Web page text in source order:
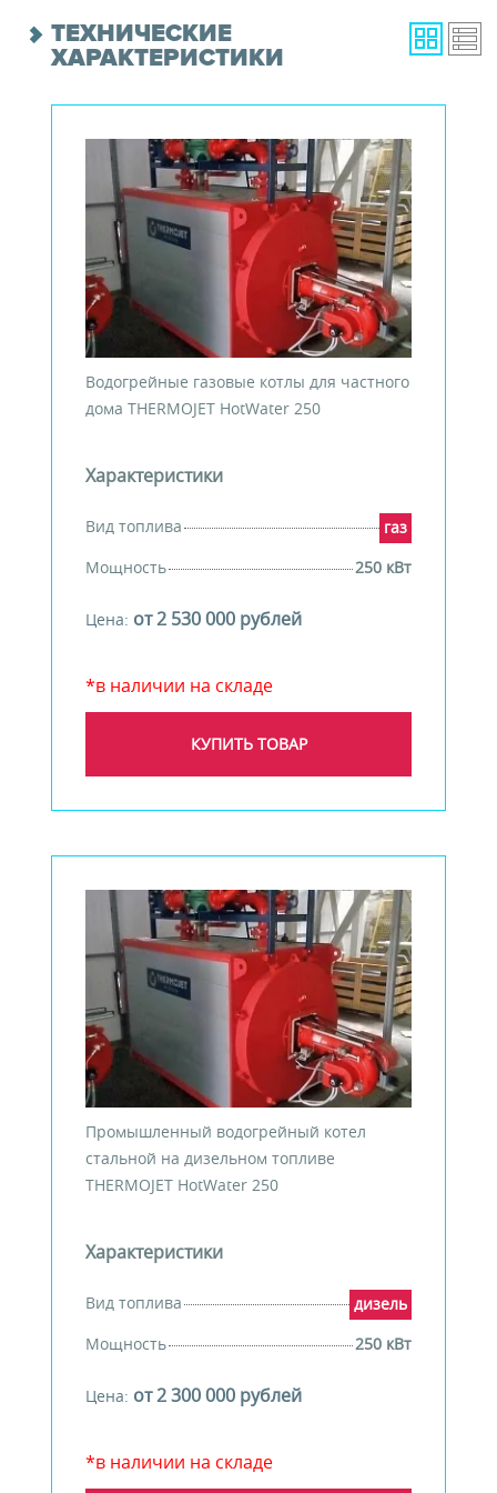
ТЕХНИЧЕСКИЕ
ХАРАКТЕРИСТИКИ
Водогрейные газовые котлы для частного
дома THERMOJET HotWater 250
Характеристики
Вид топлива
газ
Мощность
250 кВт
Цена: от 2 530 000 рублей
*в наличии на складе
КУПИТЬ ТОВАР
Промышленный водогрейный котел
стальной на дизельном топливе
THERMOJET HotWater 250
Характеристики
Вид топлива
дизель
Мощность
250 кВт
Цена: от 2 300 000 рублей
*в наличии на складе